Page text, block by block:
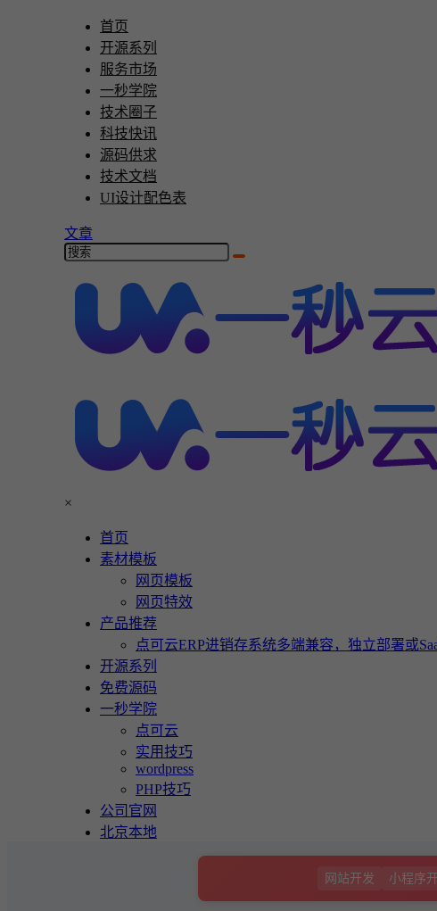
首页
开源系列
服务市场
一秒学院
技术圈子
科技快讯
源码供求
技术文档
UI设计配色表
文章
×
首页
素材模板
网页模板
网页特效
产品推荐
点可云ERP进销存系统多端兼容，独立部署或
开源系列
免费源码
一秒学院
点可云
实用技巧
wordpress
PHP技巧
公司官网
北京本地
网站开发 小程序